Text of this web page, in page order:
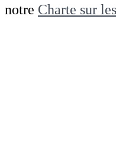
notre Charte sur